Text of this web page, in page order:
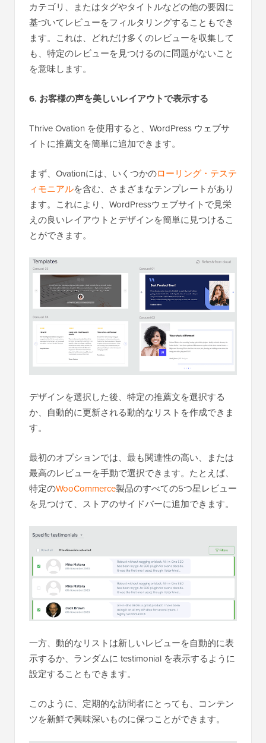
カテゴリ、またはタグやタイトルなどの他の要因に
基づいてレビューをフィルタリングすることもでき
ます。これは、どれだけ多くのレビューを収集して
も、特定のレビューを見つけるのに問題がないこと
を意味します。
6. お客様の声を美しいレイアウトで表示する
Thrive Ovation を使用すると、WordPress ウェブサ
イトに推薦文を簡単に追加できます。
まず、Ovationには、いくつかのローリング・テステ
ィモニアルを含む、さまざまなテンプレートがあり
ます。これにより、WordPressウェブサイトで見栄
えの良いレイアウトとデザインを簡単に見つけるこ
とができます。
デザインを選択した後、特定の推薦文を選択する
か、自動的に更新される動的なリストを作成できま
す。
最初のオプションでは、最も関連性の高い、または
最高のレビューを手動で選択できます。たとえば、
特定のWooCommerce製品のすべての5つ星レビュー
を見つけて、ストアのサイドバーに追加できます。
一方、動的なリストは新しいレビューを自動的に表
示するか、ランダムに testimonial を表示するように
設定することもできます。
このように、定期的な訪問者にとっても、コンテン
ツを新鮮で興味深いものに保つことができます。